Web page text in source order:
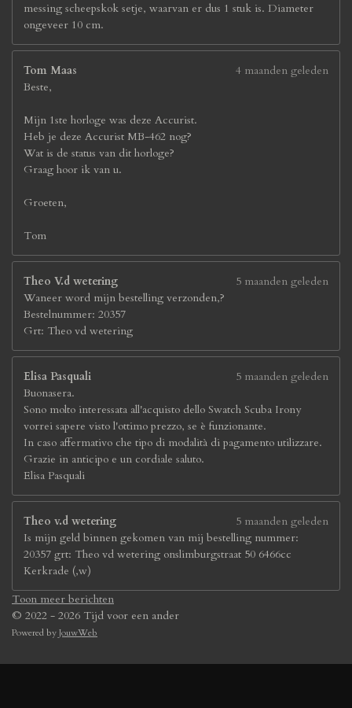
messing scheepskok setje, waarvan er dus 1 stuk is. Diameter
ongeveer 10 cm.
Tom Maas
4 maanden geleden
Beste,
Mijn 1ste horloge was deze Accurist.
Heb je deze Accurist MB-462 nog?
Wat is de status van dit horloge?
Graag hoor ik van u.
Groeten,
Tom
Theo V.d wetering
5 maanden geleden
Waneer word mijn bestelling verzonden,?
Bestelnummer: 20357
Grt: Theo vd wetering
Elisa Pasquali
5 maanden geleden
Buonasera.
Sono molto interessata all'acquisto dello Swatch Scuba Irony
vorrei sapere visto l'ottimo prezzo, se è funzionante.
In caso affermativo che tipo di modalità di pagamento utilizzare.
Grazie in anticipo e un cordiale saluto.
Elisa Pasquali
Theo v.d wetering
5 maanden geleden
Is mijn geld binnen gekomen van mij bestelling nummer:
20357 grt: Theo vd wetering onslimburgstraat 50 6466cc
Kerkrade (,w)
Toon meer berichten
© 2022 - 2026 Tijd voor een ander
Powered byJouwWeb